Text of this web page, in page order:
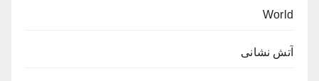
World
آتش نشانی